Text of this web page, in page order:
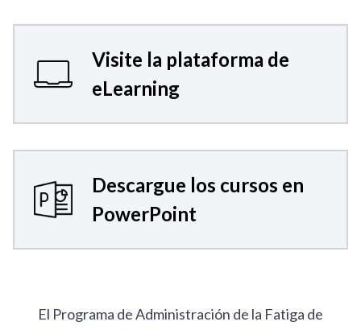
Visite la plataforma de
eLearning
Descargue los cursos en
PowerPoint
El Programa de Administración de la Fatiga de